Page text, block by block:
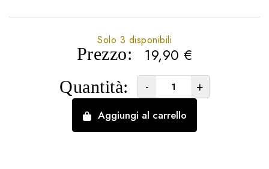
Prezzo: 19,90 €
Solo 3 disponibili
Quantità: - +
Aggiungi al carrello